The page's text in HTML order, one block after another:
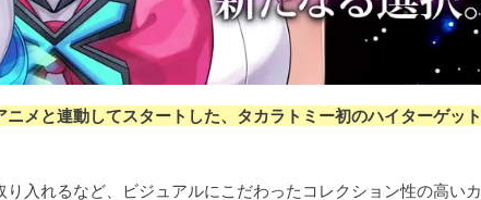
メと連動してスタートした、タカラトミー初のハイターゲット
入れるなど、ビジュアルにこだわったコレクション性の高いカ